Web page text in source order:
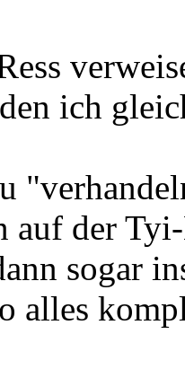
ich
auf der
sogar
alles